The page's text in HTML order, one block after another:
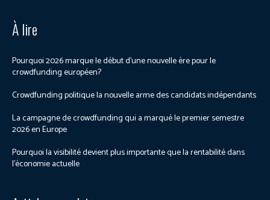
À lire
Pourquoi 2026 marque le début d’une nouvelle ère pour le
crowdfunding européen?
Crowdfunding politique la nouvelle arme des candidats indépendants
La campagne de crowdfunding qui a marqué le premier semestre
2026 en Europe
Pourquoi la visibilité devient plus importante que la rentabilité dans
l’économie actuelle